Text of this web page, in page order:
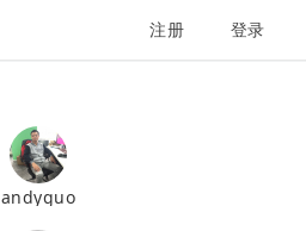
注册 登录
andyguo